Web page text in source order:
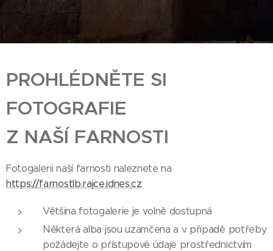
PROHLÉDNĚTE SI
FOTOGRAFIE
Z NAŠÍ FARNOSTI
Fotogalerii naší farnosti naleznete na
https://farnostlb.rajce.idnes.cz
Většina fotogalerie je volně dostupná
Některá alba jsou uzamčena a v případě potřeby
požádejte o přístupové údaje prostřednictvím